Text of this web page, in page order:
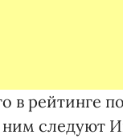
в рейтинге
ним следуют